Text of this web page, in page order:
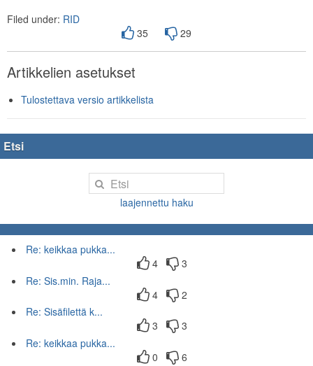
Filed under: RID
35
29
Artikkelien asetukset
Tulostettava versio artikkelista
Etsi
laajennettu haku
Re: keikkaa pukka...
4
3
Re: Sis.min. Raja...
4
2
Re: Sisäfilettä k...
3
3
Re: keikkaa pukka...
0
6